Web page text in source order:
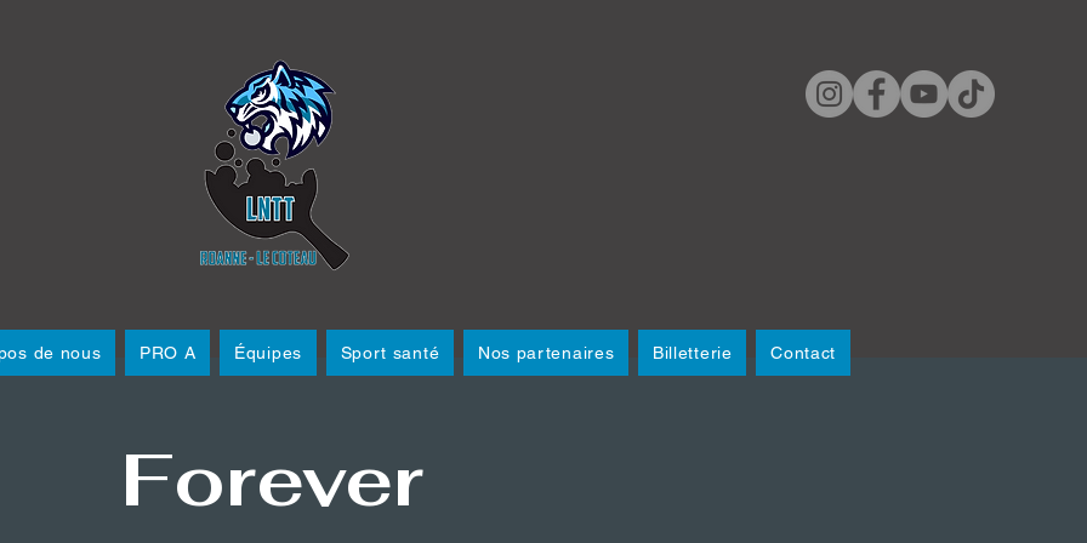
de nous PRO A Équipes Sport santé Nos partenaires Billetterie Contact
Forever